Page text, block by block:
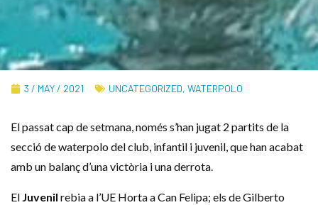
3 / MAY / 2021 UNCATEGORIZED, WATERPOLO
El passat cap de setmana, només s’han jugat 2 partits de la
secció de waterpolo del club, infantil i juvenil, que han acabat
amb un balanç d’una victòria i una derrota.
El Juvenil rebia a l’UE Horta a Can Felipa; els de Gilberto